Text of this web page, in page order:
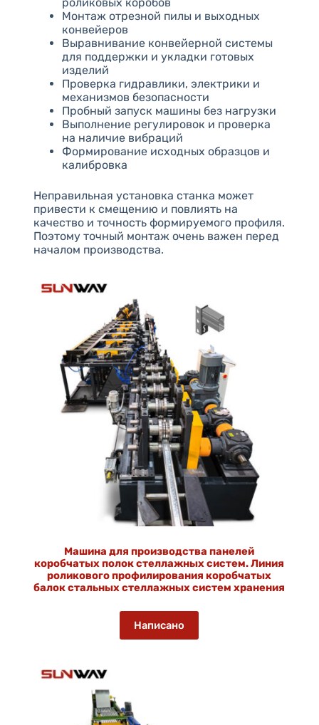
роликовых коробов
Монтаж отрезной пилы и выходных
конвейеров
Выравнивание конвейерной системы
для поддержки и укладки готовых
изделий
Проверка гидравлики, электрики и
механизмов безопасности
Пробный запуск машины без нагрузки
Выполнение регулировок и проверка
на наличие вибраций
Формирование исходных образцов и
калибровка
Неправильная установка станка может
привести к смещению и повлиять на
качество и точность формируемого профиля.
Поэтому точный монтаж очень важен перед
началом производства.
Машина для производства панелей
коробчатых полок стеллажных систем. Линия
роликового профилирования коробчатых
балок стальных стеллажных систем хранения
Написано